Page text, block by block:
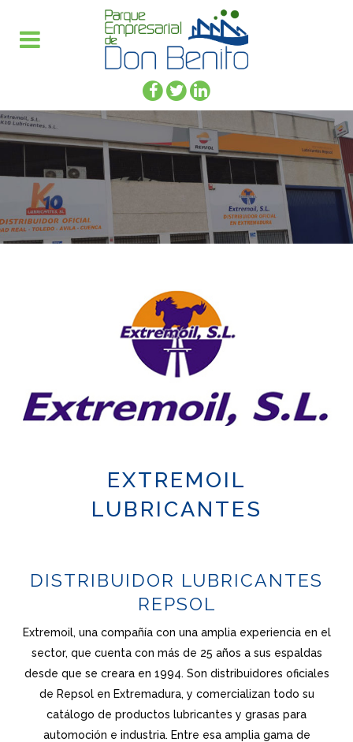
EXTREMOIL
LUBRICANTES
DISTRIBUIDOR LUBRICANTES
REPSOL
Extremoil, una compañía con una amplia experiencia en el
sector, que cuenta con más de 25 años a sus espaldas
desde que se creara en 1994. Son distribuidores oficiales
de Repsol en Extremadura, y comercializan todo su
catálogo de productos lubricantes y grasas para
automoción e industria. Entre esa amplia gama de